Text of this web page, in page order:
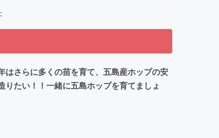
さらに多くの苗を育て、五島産ホップの安
たい！！一緒に五島ホップを育てましょ